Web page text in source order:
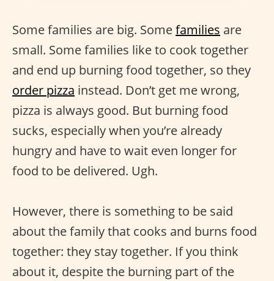
Some families are big. Somefamilies are
small. Some families like to cook together
and end up burning food together, so they
order pizza instead. Don’t get me wrong,
pizza is always good. But burning food
sucks, especially when you’re already
hungry and have to wait even longer for
food to be delivered. Ugh.
However, there is something to be said
about the family that cooks and burns food
together: they stay together. If you think
about it, despite the burning part of the